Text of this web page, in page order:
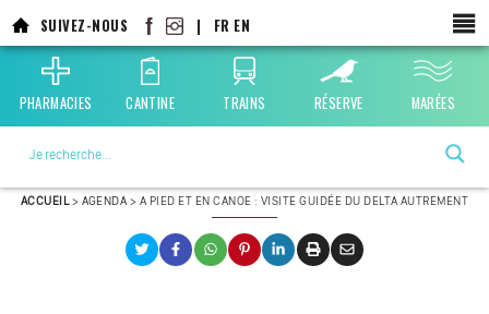
au
contenu
principal
SUIVEZ-NOUS | FR EN
PHARMACIES CANTINE TRAINS RÉSERVE MARÉES
ACCUEIL> AGENDA > A PIED ET EN CANOE : VISITE GUIDÉE DU DELTA AUTREMENT